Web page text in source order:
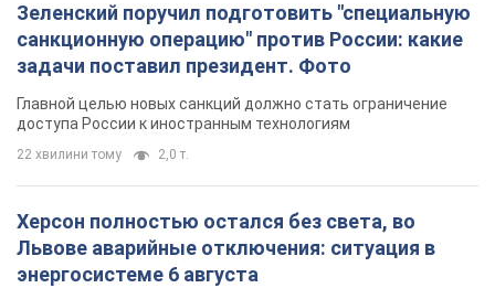
Зеленский поручил подготовить "специальную
санкционную операцию" против России: какие
задачи поставил президент. Фото
Главной целью новых санкций должно стать ограничение
доступа России к иностранным технологиям
22 хвилини тому 2,0 т.
Херсон полностью остался без света, во
Львове аварийные отключения: ситуация в
энергосистеме 6 августа